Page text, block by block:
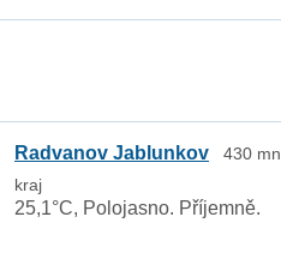
Radvanov Jablunkov
430
kraj
25,1°C, Polojasno. Příjemně.